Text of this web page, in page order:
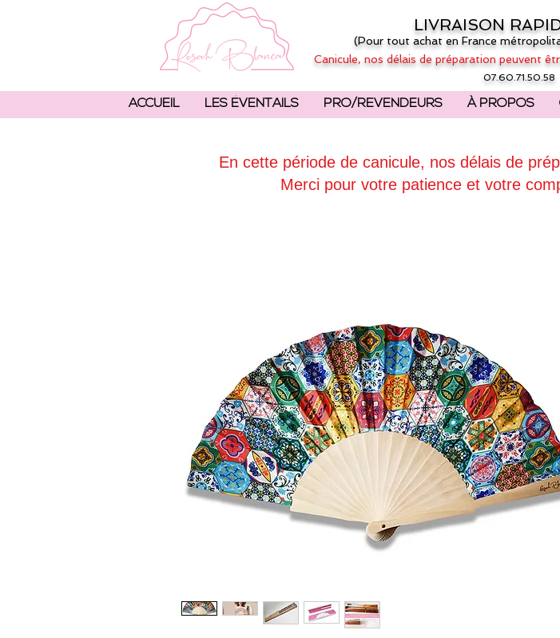
LIVRAISON
(Pour tout achat en France
Canicule, nos délais de préparation peuvent
ACCUEIL LES ÉVENTAILS PRO/REVENDEURS À PROPOS
En cette période de canicule, nos délais de
Merci pour votre patience et votre